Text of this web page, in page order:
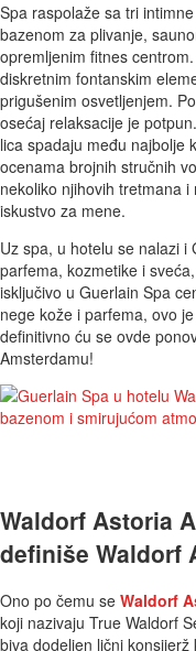
Spa raspolaže sa tri
bazenom za plivanje,
opremljenim fitnes
diskretnim fontanskim
prigušenim osvetljenjem.
osećaj relaksacije je
lica spadaju među najbolje
ocenama brojnih stručnih
nekoliko njihovih tretmana
iskustvo za mene.
Uz spa, u hotelu se nalazi i
parfema, kozmetike i
isključivo u Guerlain Spa
nege kože i parfema, ovo
definitivno ću se ovde
Amsterdamu!
Waldorf Astoria
definiše Waldorf
Ono po čemu se Waldorf
koji nazivaju True Waldorf
biva dodeljen lični